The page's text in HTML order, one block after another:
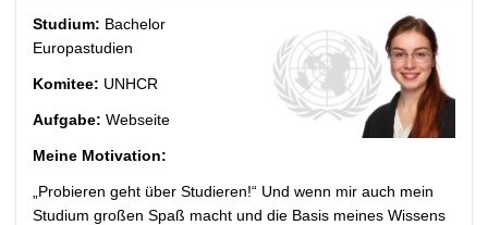
Studium: Bachelor
Europastudien
Komitee: UNHCR
Aufgabe: Webseite
Meine Motivation:
„Probieren geht über Studieren!“ Und wenn mir auch mein
Studium großen Spaß macht und die Basis meines Wissens